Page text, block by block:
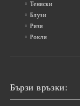
Тениски
Блузи
Ризи
Рокли
Бързи връзки: